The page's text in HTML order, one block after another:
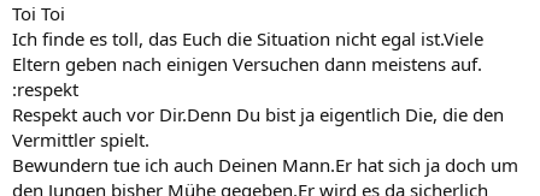
Toi Toi
Ich finde es toll, das Euch die Situation nicht egal ist.Viele
Eltern geben nach einigen Versuchen dann meistens auf.
:respekt
Respekt auch vor Dir.Denn Du bist ja eigentlich Die, die den
Vermittler spielt.
Bewundern tue ich auch Deinen Mann.Er hat sich ja doch um
den Jungen bisher Mühe gegeben.Er wird es da sicherlich